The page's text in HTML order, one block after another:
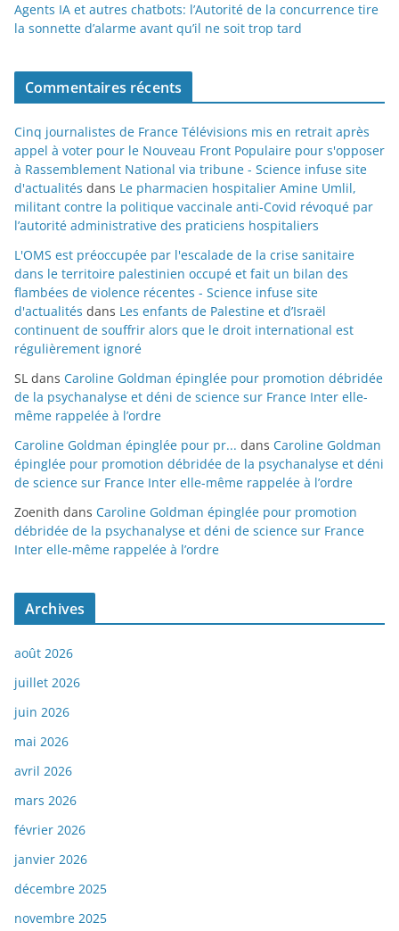
Agents IA et autres chatbots: l’Autorité de la concurrence tire
la sonnette d’alarme avant qu’il ne soit trop tard
Commentaires récents
Cinq journalistes de France Télévisions mis en retrait après
appel à voter pour le Nouveau Front Populaire pour s'opposer
à Rassemblement National via tribune - Science infuse site
d'actualités dans Le pharmacien hospitalier Amine Umlil,
militant contre la politique vaccinale anti-Covid révoqué par
l’autorité administrative des praticiens hospitaliers
L'OMS est préoccupée par l'escalade de la crise sanitaire
dans le territoire palestinien occupé et fait un bilan des
flambées de violence récentes - Science infuse site
d'actualités dans Les enfants de Palestine et d’Israël
continuent de souffrir alors que le droit international est
régulièrement ignoré
SL dans Caroline Goldman épinglée pour promotion débridée
de la psychanalyse et déni de science sur France Inter elle-
même rappelée à l’ordre
Caroline Goldman épinglée pour pr... dans Caroline Goldman
épinglée pour promotion débridée de la psychanalyse et déni
de science sur France Inter elle-même rappelée à l’ordre
Zoenith dans Caroline Goldman épinglée pour promotion
débridée de la psychanalyse et déni de science sur France
Inter elle-même rappelée à l’ordre
Archives
août 2026
juillet 2026
juin 2026
mai 2026
avril 2026
mars 2026
février 2026
janvier 2026
décembre 2025
novembre 2025